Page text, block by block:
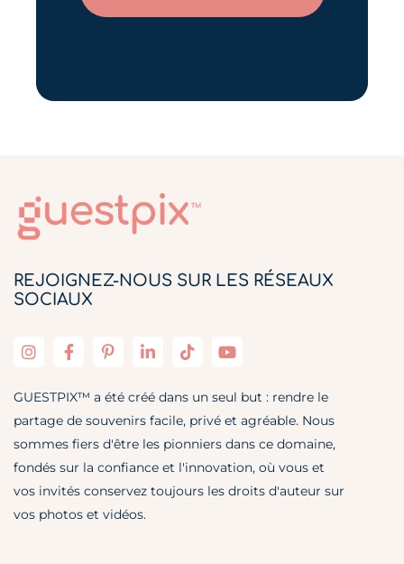
REJOIGNEZ-NOUS SUR LES RÉSEAUX
SOCIAUX
GUESTPIX™ a été créé dans un seul but : rendre le
partage de souvenirs facile, privé et agréable. Nous
sommes fiers d'être les pionniers dans ce domaine,
fondés sur la confiance et l'innovation, où vous et
vos invités conservez toujours les droits d'auteur sur
vos photos et vidéos.